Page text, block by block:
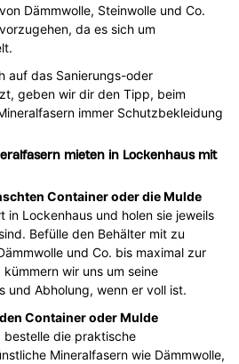
Dämmwolle, Steinwolle und Co.
da es sich um
auf das Sanierungs-oder
geben wir dir den Tipp, beim
immer Schutzbekleidung
mieten in Lockenhaus mit
Container oder die Mulde
Lockenhaus und holen sie jeweils
Befülle den Behälter mit zu
und Co. bis maximal zur
wir uns um seine
und Abholung, wenn er voll ist.
Container oder Mulde
die praktische
Mineralfasern wie Dämmwolle,